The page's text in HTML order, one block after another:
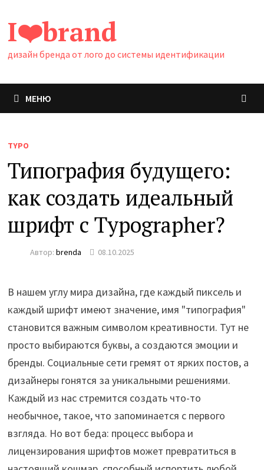
содержимому
I❤️brand
дизайн бренда от лого до системы идентификации
МЕНЮ
TYPO
Типография будущего:
как создать идеальный
шрифт с Typographer?
Автор:brenda 08.10.2025
В нашем углу мира дизайна, где каждый пиксель и
каждый шрифт имеют значение, имя "типография"
становится важным символом креативности. Тут не
просто выбираются буквы, а создаются эмоции и
бренды. Социальные сети гремят от ярких постов, а
дизайнеры гонятся за уникальными решениями.
Каждый из нас стремится создать что-то
необычное, такое, что запоминается с первого
взгляда. Но вот беда: процесс выбора и
лицензирования шрифтов может превратиться в